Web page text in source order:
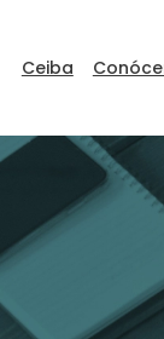
Ceiba